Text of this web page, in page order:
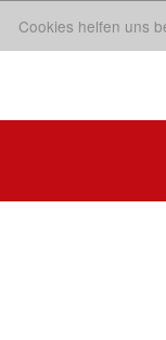
Cookies helfen uns